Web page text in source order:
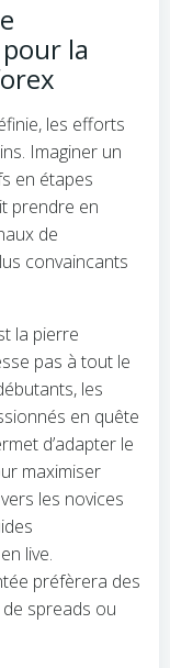
la
les efforts
Imaginer un
en étapes
prendre en
de
convaincants
la pierre
pas à tout le
les
en quête
d’adapter le
maximiser
les novices
live.
préfèrera des
spreads ou